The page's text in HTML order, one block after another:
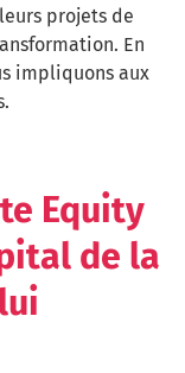
projets de
En
impliquons aux
Equity
de la